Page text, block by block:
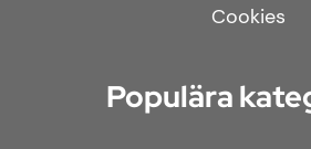
Cookies
Populära